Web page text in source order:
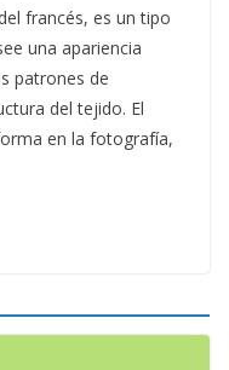
francés, es un tipo
una apariencia
patrones de
del tejido. El
en la fotografía,